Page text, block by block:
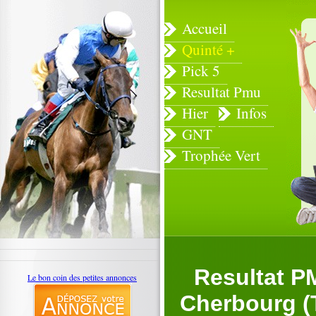
Accueil
Quinté +
Pick 5
Resultat Pmu
Hier
Infos
GNT
Trophée Vert
Resultat
Cherbourg
Le bon coin des petites annonces